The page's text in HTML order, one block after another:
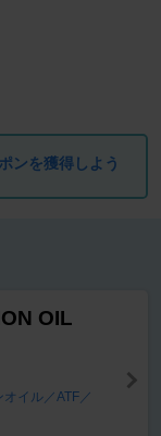
ンを獲得しよう
OIL
イル／ATF／